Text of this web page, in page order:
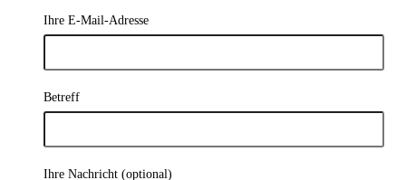
Ihre E-Mail-Adresse
Betreff
Ihre Nachricht (optional)